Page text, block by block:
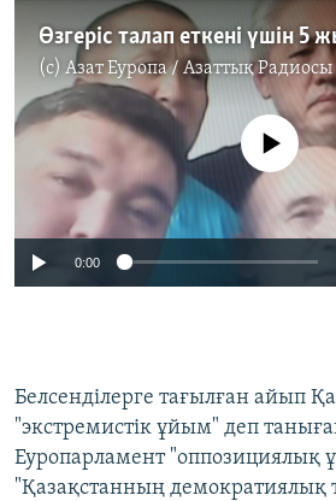
(c) Азат Еуропа / Азаттық Радиосы
No media source
0:00
Белсенділерге тағылған айып
"экстремистік ұйым" деп
Еуропарламент "оппозициялық
"Қазақстанның демократиялық